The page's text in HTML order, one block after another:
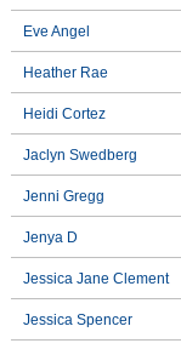
Eve Angel
Heather Rae
Heidi Cortez
Jaclyn Swedberg
Jenni Gregg
Jenya D
Jessica Jane Clement
Jessica Spencer